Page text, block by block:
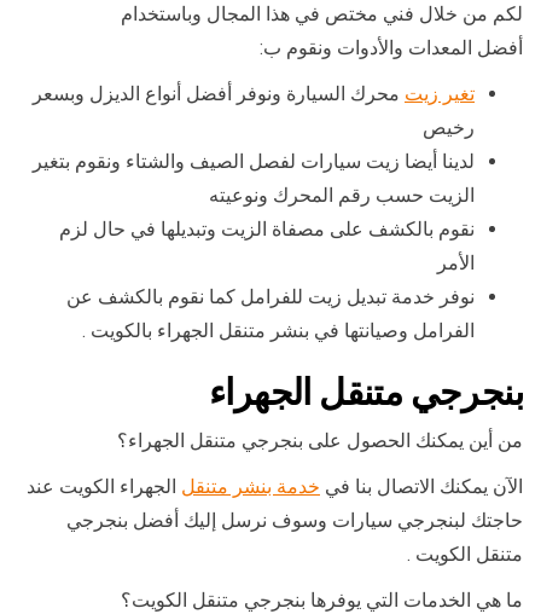
لكم من خلال فني مختص في هذا المجال وباستخدام
أفضل المعدات والأدوات ونقوم ب:
تغير زيت محرك السيارة ونوفر أفضل أنواع الديزل وبسعر
رخيص
لدينا أيضا زيت سيارات لفصل الصيف والشتاء ونقوم بتغير
الزيت حسب رقم المحرك ونوعيته
نقوم بالكشف على مصفاة الزيت وتبديلها في حال لزم
الأمر
نوفر خدمة تبديل زيت للفرامل كما نقوم بالكشف عن
الفرامل وصيانتها في بنشر متنقل الجهراء بالكويت .
بنجرجي متنقل الجهراء
من أين يمكنك الحصول على بنجرجي متنقل الجهراء؟
الآن يمكنك الاتصال بنا في خدمة بنشر متنقل الجهراء الكويت عند
حاجتك لبنجرجي سيارات وسوف نرسل إليك أفضل بنجرجي
متنقل الكويت .
ما هي الخدمات التي يوفرها بنجرجي متنقل الكويت؟